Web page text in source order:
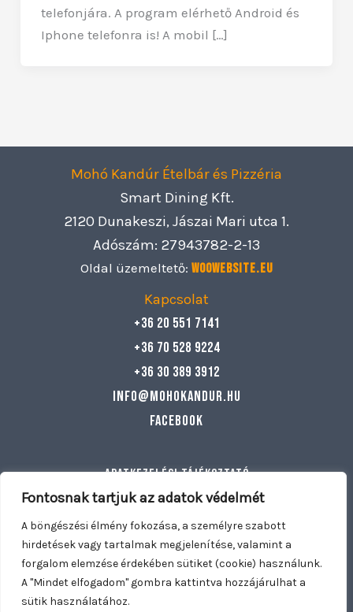
Fontosnak tartjuk az adatok védelmét
A böngészési élmény fokozása, a személyre szabott
hirdetések vagy tartalmak megjelenítése, valamint a
forgalom elemzése érdekében sütiket (cookie) használunk.
A "Mindet elfogadom" gombra kattintva hozzájárulhat a
sütik használatához.
telefonjára. A program elérhető Android és
Iphone telefonra is! A mobil […]
Mohó Kandúr Ételbár és Pizzéria
Smart Dining Kft.
2120 Dunakeszi, Jászai Mari utca 1.
Adószám: 27943782-2-13
Oldal üzemeltető: Woowebsite.eu
Kapcsolat
+36 20 551 7141
+36 70 528 9224
+36 30 389 3912
info@mohokandur.hu
Facebook
Adatkezelési tájékoztató
Általános szerződési feltételek
Egyéb információ
Copyright © 2026 Mohó Kandúr | Nyitva tartunk: Hétfő –
Vasárnap 11:00 – 21:30 | Kiszállítás: Dunakeszi, Fót, Göd,